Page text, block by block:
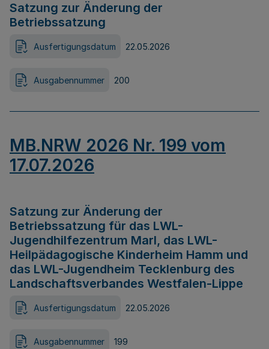
Satzung zur Änderung der
Betriebssatzung
Ausfertigungsdatum 22.05.2026
Ausgabennummer 200
MB.NRW 2026 Nr. 199 vom
17.07.2026
Satzung zur Änderung der
Betriebssatzung für das LWL-
Jugendhilfezentrum Marl, das LWL-
Heilpädagogische Kinderheim Hamm und
das LWL-Jugendheim Tecklenburg des
Landschaftsverbandes Westfalen-Lippe
Ausfertigungsdatum 22.05.2026
Ausgabennummer 199